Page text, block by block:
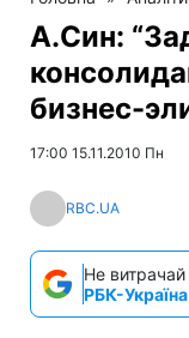
А.Син:
бизнес-
17:00 15.11.2010 Пн
RBC.UA
Не
РБК-